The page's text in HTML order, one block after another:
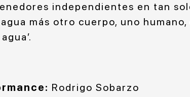
independientes en tan
más otro cuerpo, uno
Rodrigo Sobarzo